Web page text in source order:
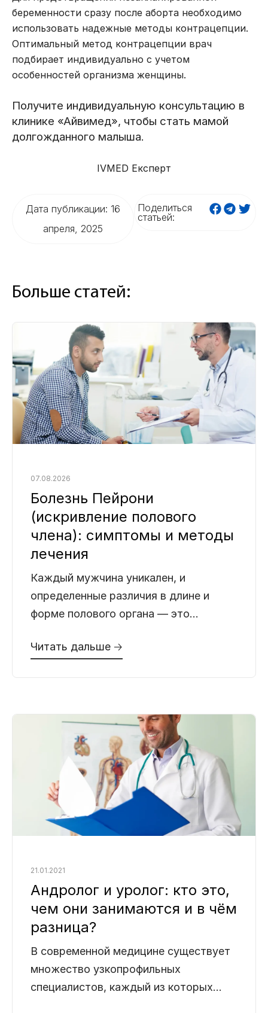
беременности сразу после аборта необходимо
использовать надежные методы контрацепции.
Оптимальный метод контрацепции врач
подбирает индивидуально с учетом
особенностей организма женщины.
Получите индивидуальную консультацию в
клинике «Айвимед», чтобы стать мамой
долгожданного малыша.
IVMED Експерт
Дата публикации: 16
апреля, 2025
Поделиться
статьей:
Больше статей:
Болезнь Пейрони
(искривление полового
члена): симптомы и методы
лечения
07.08.2026
Каждый мужчина уникален, и
определенные различия в длине и
форме полового органа — это
пенис слегка искривлен, и это
Читать дальше 🡢
Андролог и уролог: кто это,
чем они занимаются и в чём
разница?
21.01.2021
В современной медицине существует
множество узкопрофильных
специалистов, каждый из которых